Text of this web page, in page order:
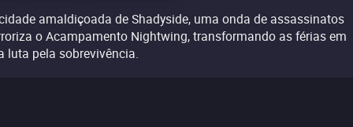
amaldiçoada de Shadyside, uma onda de assassinatos
o Acampamento Nightwing, transformando as férias em
luta pela sobrevivência.